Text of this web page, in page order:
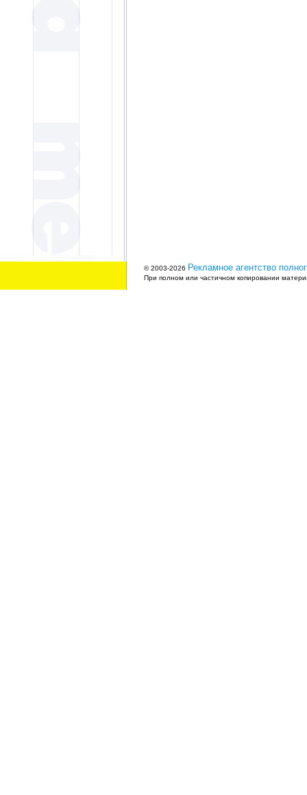
© 2003-2026 Рекламное агентство
При полном или частичном копировании